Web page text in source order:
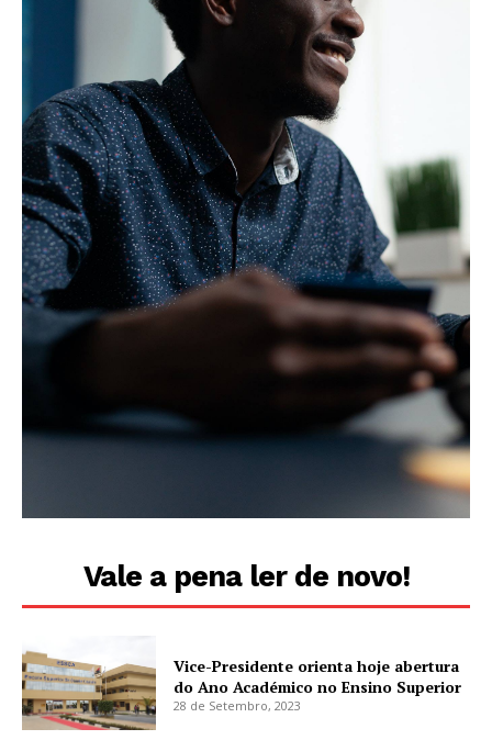
Vale a pena ler de novo!
Vice-Presidente orienta hoje abertura
do Ano Académico no Ensino Superior
28 de Setembro, 2023